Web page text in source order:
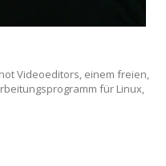
Videoeditors, einem freien,
für Linux,